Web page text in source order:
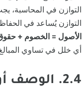
التوازن في المحاسبة،
التوازن يُساعد في
الأصول = الخصوم +
أي خلل في تساوي
2.4. الوصف أو البيان